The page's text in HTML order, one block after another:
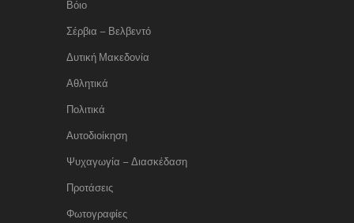
Βόιο
Σέρβια – Βελβεντό
Δυτική Μακεδονία
Αθλητικά
Πολιτικά
Αυτοδιοίκηση
Ψυχαγωγία – Διασκέδαση
Προτάσεις
Φωτογραφίες